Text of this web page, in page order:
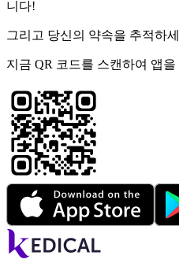
니다!
그리고 당신의 약속을 추적하
지금 QR 코드를 스캔하여 앱